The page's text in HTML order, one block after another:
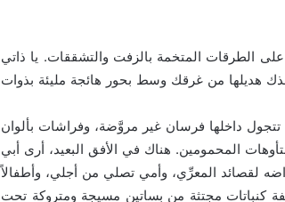
الطرقات المتخمة بالزفت والتشققات. يا ذاتي
هديلها من غرقك وسط بحور هائجة مليئة بذوات
داخلها فرسان غير مروَّضة، وفراشات بألوان
المحمومين. هناك في الأفق البعيد، أرى أبي
لقصائد المعرِّي، وأمي تصلي من أجلي، وأطفالاً
كنباتات مجتثة من بساتين مسيجة ومتروكة تحت